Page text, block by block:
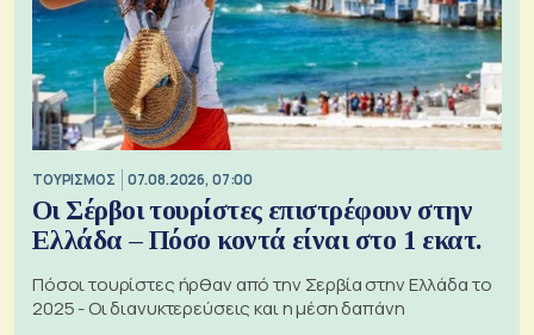
ΤΟΥΡΙΣΜΟΣ 07.08.2026, 07:00
Οι Σέρβοι τουρίστες επιστρέφουν στην
Ελλάδα – Πόσο κοντά είναι στο 1 εκατ.
Πόσοι τουρίστες ήρθαν από την Σερβία στην Ελλάδα το
2025 - Οι διανυκτερεύσεις και η μέση δαπάνη